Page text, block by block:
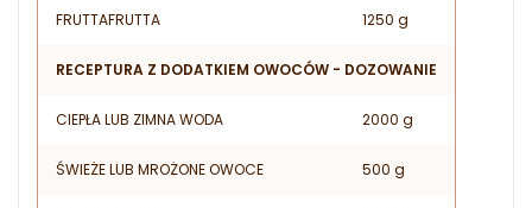
FRUTTAFRUTTA 1250 g
RECEPTURA Z DODATKIEM OWOCÓW - DOZOWANIE
CIEPŁA LUB ZIMNA WODA 2000 g
ŚWIEŻE LUB MROŻONE OWOCE 500 g